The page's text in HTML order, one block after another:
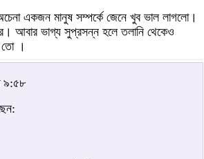
একজন মানুষ সম্পর্কে জেনে খুব ভাল লাগলো।
আবার ভাগ্য সুপ্রসন্ন হলে তলানি থেকেও
তো ।
৯:৫৮